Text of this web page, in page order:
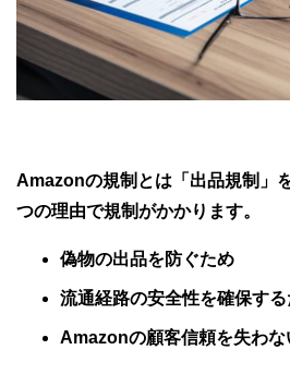
Amazonの規制とは「出品規制」
つの理由で規制がかかります。
偽物の出品を防ぐため
流通経路の安全性を確保す
Amazonの顧客信頼を失わな